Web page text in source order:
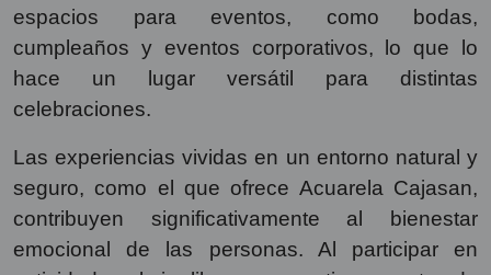
espacios para eventos, como bodas,
cumpleaños y eventos corporativos, lo que lo
hace un lugar versátil para distintas
celebraciones.
Las experiencias vividas en un entorno natural y
seguro, como el que ofrece Acuarela Cajasan,
contribuyen significativamente al bienestar
emocional de las personas. Al participar en